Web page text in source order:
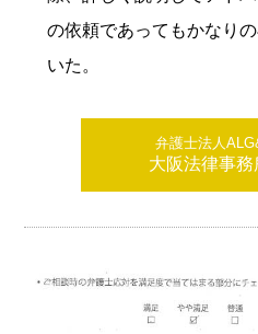
の依頼であってもかなり
いた。
弁護士法人
大阪法律事